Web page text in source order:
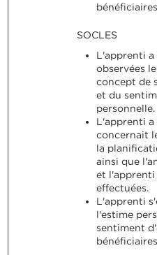
SOCLES
L'apprenti a
observées
concept de
et du
personnelle.
L'apprenti
concernait
la
ainsi que
et l'apprenti
effectuées.
L'apprenti
l'estime
sentiment